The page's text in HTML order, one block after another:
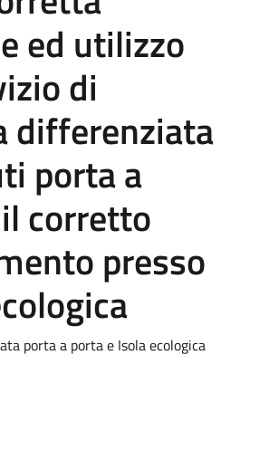
ed utilizzo
di
differenziata
porta a
corretto
presso
porta a porta e Isola ecologica